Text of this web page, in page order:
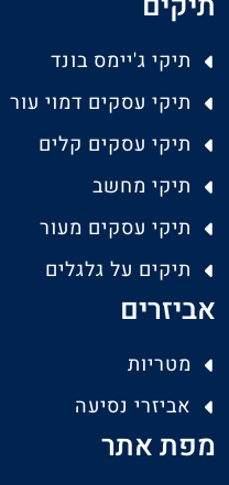
תיקי ג'יימס בונד
תיקי עסקים דמוי עור
תיקי עסקים קלים
תיקי מחשב
תיקי עסקים מעור
תיקים על גלגלים
אביזרים
מטריות
אביזרי נסיעה
מפת אתר